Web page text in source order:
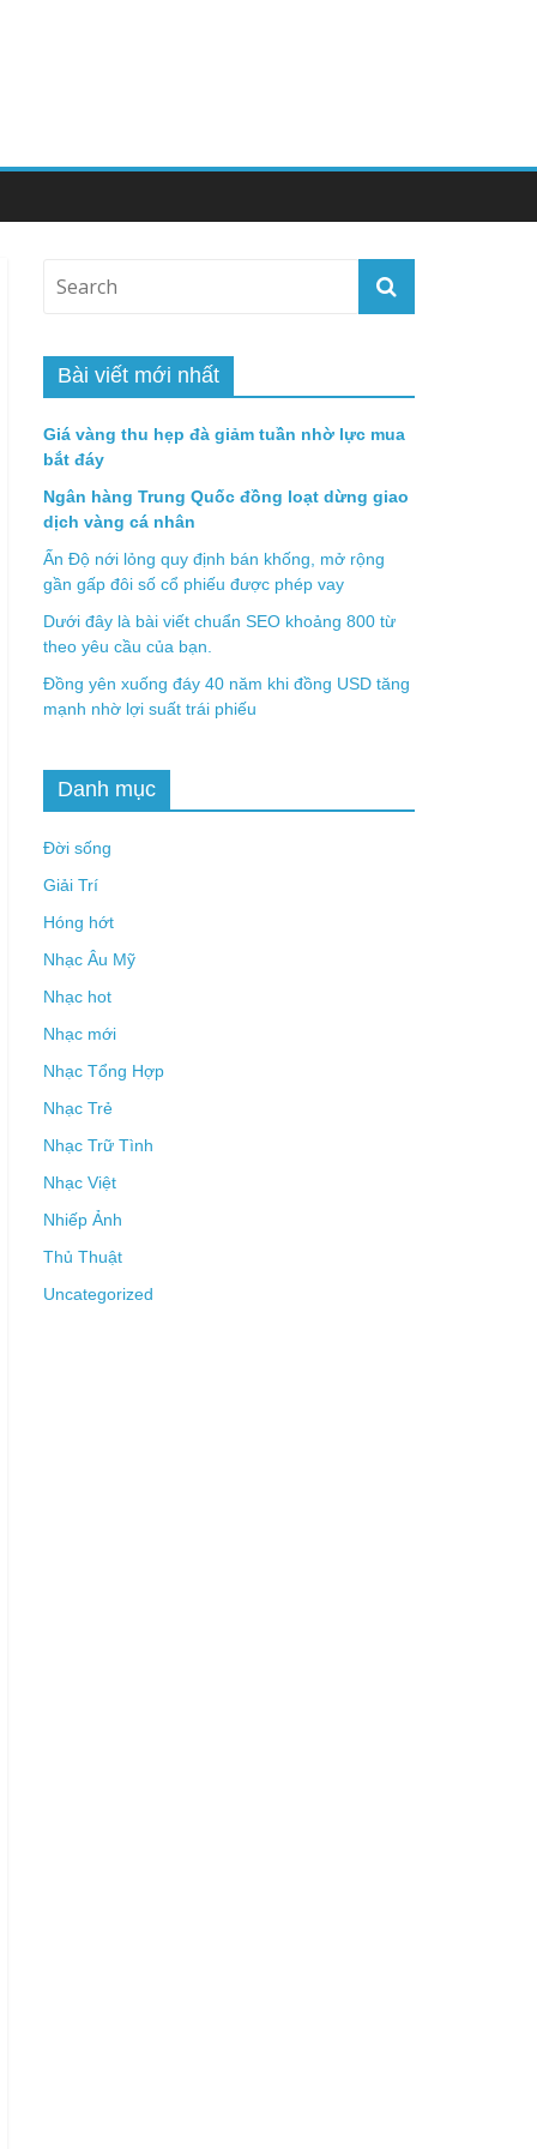
Bài viết mới nhất
Giá vàng thu hẹp đà giảm tuần nhờ lực mua
bắt đáy
Ngân hàng Trung Quốc đồng loạt dừng giao
dịch vàng cá nhân
Ấn Độ nới lỏng quy định bán khống, mở rộng
gần gấp đôi số cổ phiếu được phép vay
Dưới đây là bài viết chuẩn SEO khoảng 800 từ
theo yêu cầu của bạn.
Đồng yên xuống đáy 40 năm khi đồng USD tăng
mạnh nhờ lợi suất trái phiếu
Danh mục
Đời sống
Giải Trí
Hóng hớt
Nhạc Âu Mỹ
Nhạc hot
Nhạc mới
Nhạc Tổng Hợp
Nhạc Trẻ
Nhạc Trữ Tình
Nhạc Việt
Nhiếp Ảnh
Thủ Thuật
Uncategorized